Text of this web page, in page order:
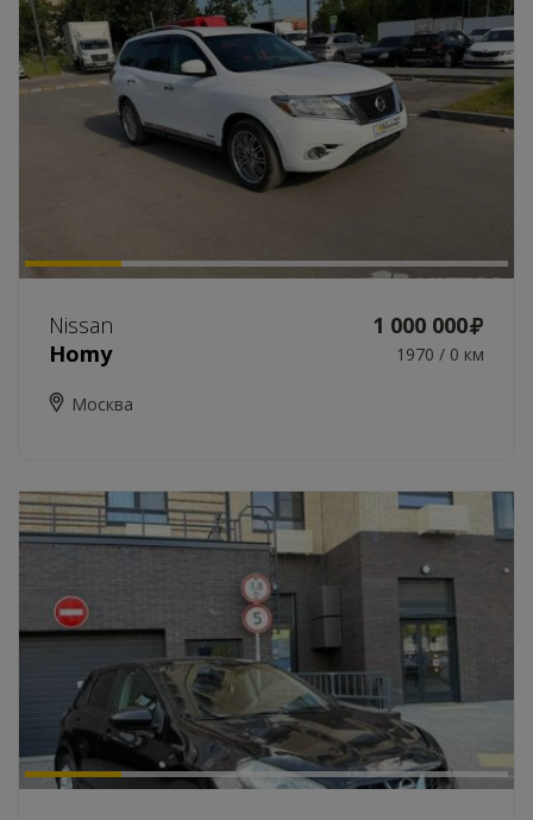
Nissan
1 000 000
Homy
1970 / 0 км
Москва